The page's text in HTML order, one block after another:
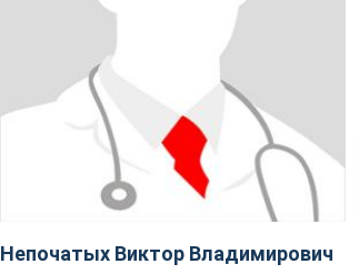
Непочатых Виктор Владимирович